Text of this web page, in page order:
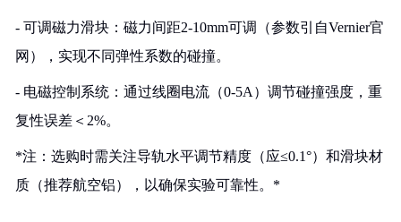
- 可调磁力滑块：磁力间距2-10mm可调（参数引自Vernier官
网），实现不同弹性系数的碰撞。
- 电磁控制系统：通过线圈电流（0-5A）调节碰撞强度，重
复性误差＜2%。
*注：选购时需关注导轨水平调节精度（应≤0.1°）和滑块材
质（推荐航空铝），以确保实验可靠性。*